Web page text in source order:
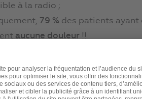
à la radio ;
79 % des patients ayant
aucune douleur !!
portaient sur 4 500 personnes,
à savoir si c’était bien vrai.
étude, appelée